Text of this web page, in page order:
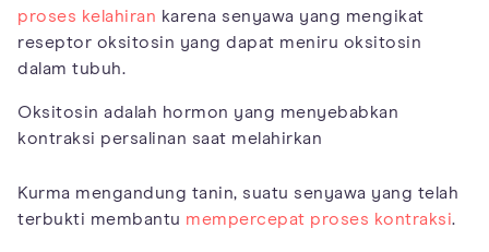
proses kelahiran karena senyawa yang mengikat
reseptor oksitosin yang dapat meniru oksitosin
dalam tubuh.
Oksitosin adalah hormon yang menyebabkan
kontraksi persalinan saat melahirkan
Kurma mengandung tanin, suatu senyawa yang telah
terbukti membantu mempercepat proses kontraksi.